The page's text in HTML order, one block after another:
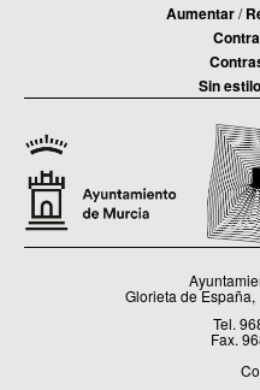
Aumentar/
Sin estilo
Glorieta de
Tel.
Fax.